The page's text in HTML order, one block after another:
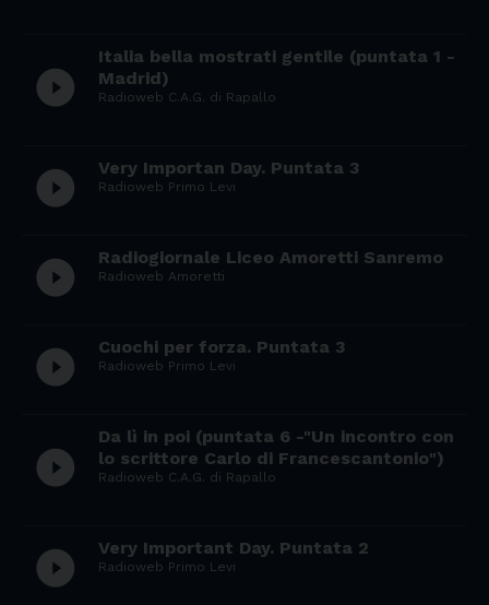
play_circle_filled
Italia bella mostrati gentile (puntata 1 -
Madrid)
Radioweb C.A.G. di Rapallo
play_circle_filled Very Importan Day. Puntata 3
Radioweb Primo Levi
play_circle_filled Radiogiornale Liceo Amoretti Sanremo
Radioweb Amoretti
play_circle_filled Cuochi per forza. Puntata 3
Radioweb Primo Levi
play_circle_filled
Da lì in poi (puntata 6 -"Un incontro con
lo scrittore Carlo di Francescantonio")
Radioweb C.A.G. di Rapallo
play_circle_filled Very Important Day. Puntata 2
Radioweb Primo Levi